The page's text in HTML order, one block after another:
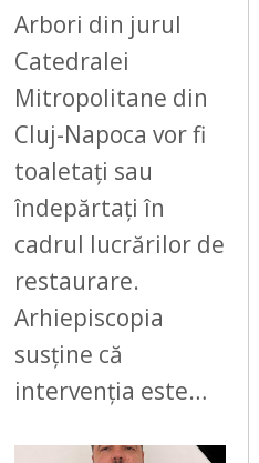
Arbori din jurul
Catedralei
Mitropolitane din
Cluj-Napoca vor fi
toaletați sau
îndepărtați în
cadrul lucrărilor de
restaurare.
Arhiepiscopia
susține că
intervenția este…